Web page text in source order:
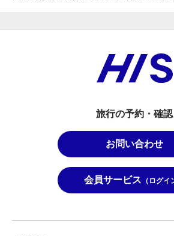
旅行の予約・確認
お問い合わせ
会員サービス （ログイ